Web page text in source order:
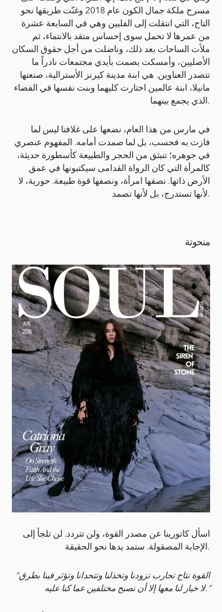
مسرح ملكة جمال الكون عام 2018 وغنّت طريقها نحو
التاج، التي انتقلت إلى الفلبين وهي في السابعة عشرة
من عمرها لا تحمل سوى إحساس متقد بالانتماء، ثم
ملأت الساحات بعد ذلك، وناضلت من أجل حقوق السكان
الأصليين، وأمسكت بصمت بأيدي مجتمعات نادراً ما
تتصدر العناوين. هي ابنة مدينة كيرنز الأسترالية، صنعتها
مانيلا، ابنة عالمين اختارت كليهما وبنت نفسها في الفضاء
الذي يجمع بينهما.
في مارس من هذا العام، نضعها على غلافنا ليس لما
فازت به فحسب، بل لما صمدت أمامه. المفهوم عنصري
في جوهره؛ تنبثق من الحجر والطبيعة كأسطورة حديثة،
كالمرأة التي كان الرواة القدامى سيكتبونها في عمق
الأرض ذاتها. نصفها امرأة، ونصفها قوة طبيعة. حورية، لا
لأنها تستدرج، بل لأنها تصمد.
منحوتة
اسأل كاتورينا عن مصدر القوة، ولن تتردد. لن تلجأ إلى
الإجابة المصقولة. ستمد يدها نحو الحقيقة.
“القوة نتاج تجارب تزودنا وتخذلنا وتتحدانا وتؤثر فينا بطرق
لا خيار لنا معها إلا أن نصبح مختلفين عما كنا عليه.”